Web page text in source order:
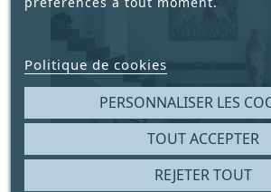
Politique de cookies
PERSONNALISER LES
REJETER TOUT
TOUT ACCEPTER